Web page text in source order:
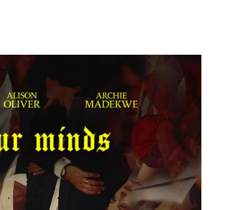
CINÉMA ET SÉRIES
Day : le retour en grâce
de Steven Spielberg